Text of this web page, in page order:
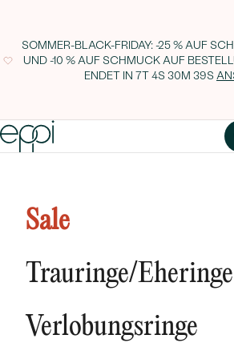
SOMMER-BLACK-FRIDAY: -25 % AUF
UND -10 % AUF SCHMUCK AUF
ENDET IN7T 4S 30M 38S
Sale
Trauringe/Eheringe
NEUHEITEN
Verlobungsringe
Diamant Pankaja